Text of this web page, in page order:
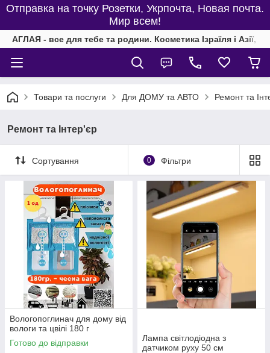
Отправка на точку Розетки, Укрпочта, Новая почта.
Мир всем!
АГЛАЯ - все для тебе та родини. Косметика Ізраїля і Азії,
Товари та послуги Для ДОМУ та АВТО Ремонт та
Ремонт та Інтер'єр
Сортування 0 Фільтри
Вологопоглинач для дому від
вологи та цвілі 180 г
Готово до відправки
Лампа світлодіодна з
датчиком руху 50 см